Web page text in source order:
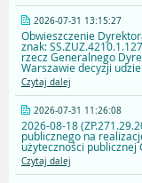
2026-07-31 13:15:27
Obwieszczenie
znak:
rzecz Generalnego
Warszawie decyzji
Czytaj dalej
2026-07-31 11:26:08
2026-08-18
publicznego na
użyteczności publicznej
Czytaj dalej